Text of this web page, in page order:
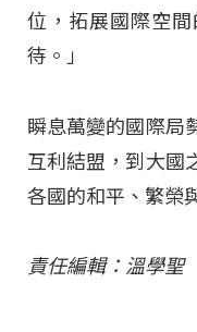
位，拓展國際空
待。」
瞬息萬變的國際局
互利結盟，到大國
各國的和平、繁榮
責任編輯：溫學聖